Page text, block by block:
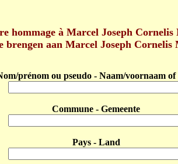
hommage à Marcel Joseph Cornelis
brengen aan Marcel Joseph Cornelis
prénom ou pseudo - Naam/voornaam of
Commune - Gemeente
Pays - Land